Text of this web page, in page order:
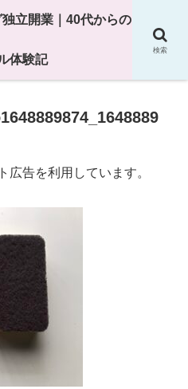
ウスクリーニング独立の現実
告を利用しています。
立開業｜40代からの
体験記
検索